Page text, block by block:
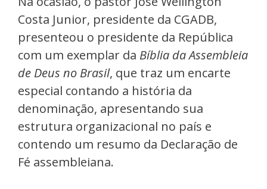
Costa Junior, presidente da CGADB,
presenteou o presidente da República
com um exemplar da Bíblia da Assembleia
de Deus no Brasil, que traz um encarte
especial contando a história da
denominação, apresentando sua
estrutura organizacional no país e
contendo um resumo da Declaração de
Fé assembleiana.